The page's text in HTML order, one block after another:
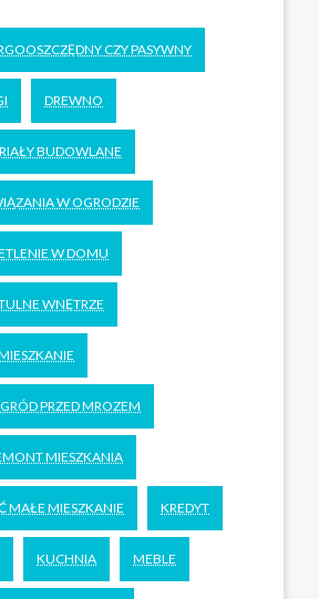
CZY PASYWNY
DREWNO
BUDOWLANE
W OGRODZIE
W DOMU
WNĘTRZE
PRZED MROZEM
MIESZKANIA
MAŁE MIESZKANIE KREDYT
KUCHNIA MEBLE